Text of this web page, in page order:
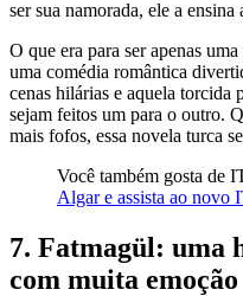
ser sua namorada, ele a
O que era para ser apenas
uma comédia romântica
cenas hilárias e aquela torcida
sejam feitos um para o outro.
mais fofos, essa novela turca
Você também gosta de
Algar e assista ao novo
7. Fatmagül: uma
com muita emoção